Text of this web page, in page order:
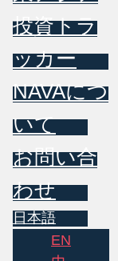
投資トラ
ッカー
NAVAにつ
いて
お問い合
わせ
日本語
EN